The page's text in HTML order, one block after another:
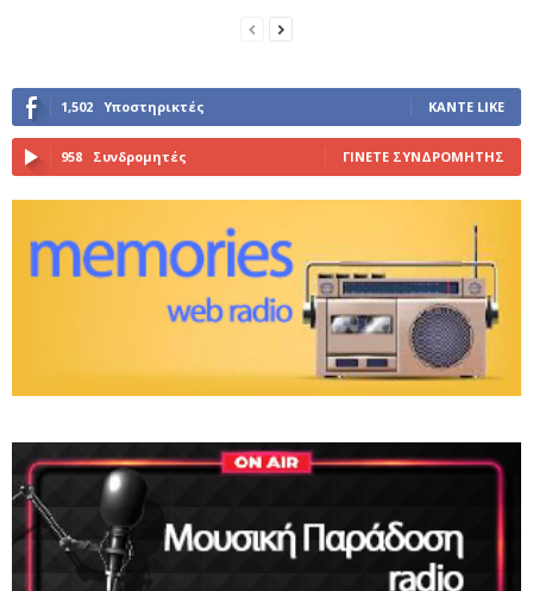
1,502 Υποστηρικτές ΚΆΝΤΕ LIKE
958 Συνδρομητές ΓΊΝΕΤΕ ΣΥΝΔΡΟΜΗΤΉΣ